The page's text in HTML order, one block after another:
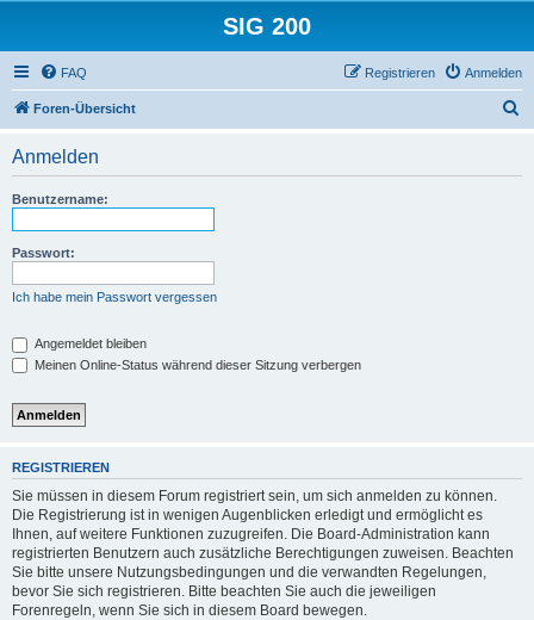
SIG 200
FAQ Anmelden
Registrieren
Foren-Übersicht
Anmelden
Benutzername:
Passwort:
Ich habe mein Passwort vergessen
Angemeldet bleiben
Meinen Online-Status während dieser Sitzung verbergen
REGISTRIEREN
Sie müssen in diesem Forum registriert sein, um sich anmelden zu können.
Die Registrierung ist in wenigen Augenblicken erledigt und ermöglicht es
Ihnen, auf weitere Funktionen zuzugreifen. Die Board-Administration kann
registrierten Benutzern auch zusätzliche Berechtigungen zuweisen. Beachten
Sie bitte unsere Nutzungsbedingungen und die verwandten Regelungen,
bevor Sie sich registrieren. Bitte beachten Sie auch die jeweiligen
Forenregeln, wenn Sie sich in diesem Board bewegen.